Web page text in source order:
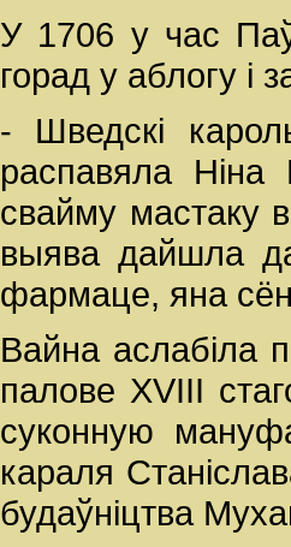
У 1706 у час
горад у аблогу і
- Шведскі
распавяла Ніна
свайму мастаку
выява дайшла
фармаце, яна
Вайна аслабіла
палове ХVIII
суконную
караля
будаўніцтва